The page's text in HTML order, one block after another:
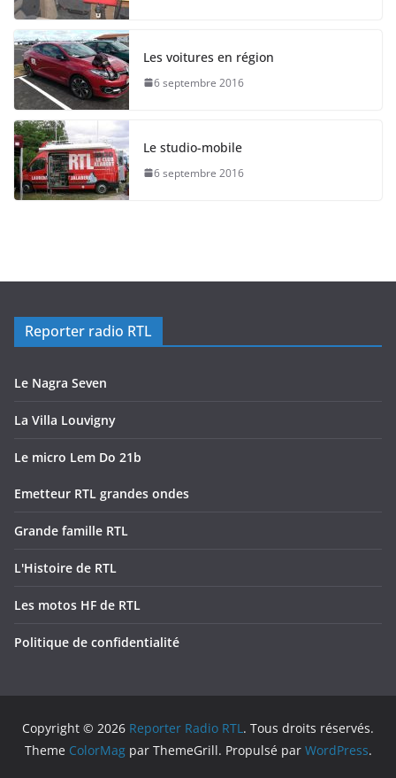
Les voitures en région
6 septembre 2016
Le studio-mobile
6 septembre 2016
Reporter radio RTL
Le Nagra Seven
La Villa Louvigny
Le micro Lem Do 21b
Emetteur RTL grandes ondes
Grande famille RTL
L'Histoire de RTL
Les motos HF de RTL
Politique de confidentialité
Copyright © 2026 Reporter Radio RTL. Tous droits réservés.
Theme ColorMagpar ThemeGrill. Propulsé par WordPress.